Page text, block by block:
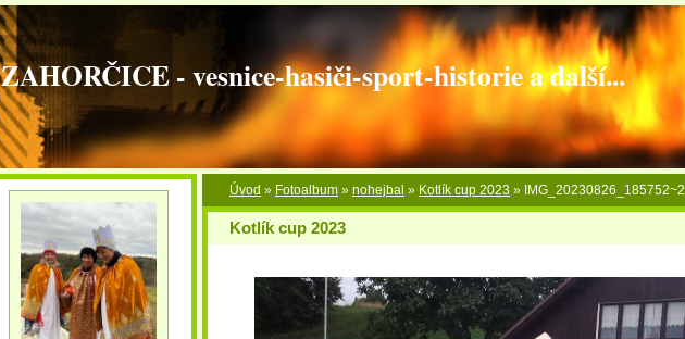
ZAHORČICE - vesnice-hasiči-sport-historie a další...
Úvod » Fotoalbum » nohejbal » Kotlík cup 2023 » IMG_20230826_185752~2
Kotlík cup 2023